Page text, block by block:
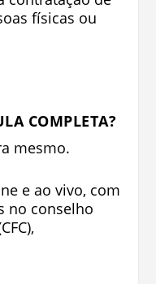
físicas ou
COMPLETA?
mesmo.
e ao vivo, com
no conselho